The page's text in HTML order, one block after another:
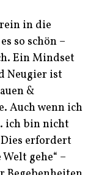
in die
so schön –
Ein Mindset
Neugier ist
&
Auch wenn ich
ich bin nicht
erfordert
gehe“ –